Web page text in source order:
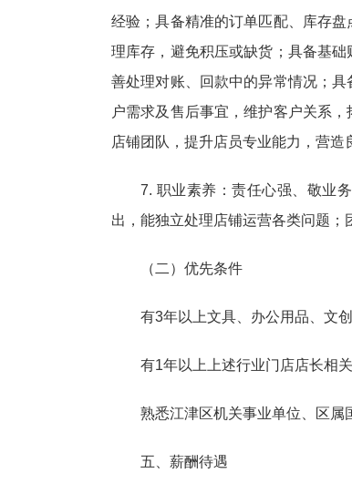
经验；具备精准的订单匹配、库存
理库存，避免积压或缺货；具备基
善处理对账、回款中的异常情况；
户需求及售后事宜，维护客户关系
店铺团队，提升店员专业能力，营造
7. 职业素养：责任心强、敬业
出，能独立处理店铺运营各类问题；
（二）优先条件
有3年以上文具、办公用品、文
有1年以上上述行业门店店长相
熟悉江津区机关事业单位、区属
五、薪酬待遇